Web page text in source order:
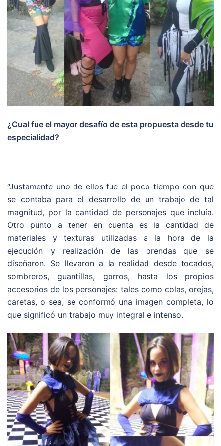
¿Cual fue el mayor desafío de esta propuesta desde tu
especialidad?
“Justamente uno de ellos fue el poco tiempo con que
se contaba para el desarrollo de un trabajo de tal
magnitud, por la cantidad de personajes que incluía.
Otro punto a tener en cuenta es la cantidad de
materiales y texturas utilizadas a la hora de la
ejecución y realización de las prendas que se
diseñaron. Se llevaron a la realidad desde tocados,
sombreros, guantillas, gorros, hasta los propios
accesorios de los personajes: tales como colas, orejas,
caretas, o sea, se conformó una imagen completa, lo
que significó un trabajo muy integral e intenso.